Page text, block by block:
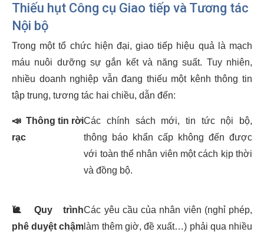
Thiếu hụt Công cụ Giao tiếp và Tương tác
Nội bộ
Trong một tổ chức hiện đại, giao tiếp hiệu quả là mạch
máu nuôi dưỡng sự gắn kết và năng suất. Tuy nhiên,
nhiều doanh nghiệp vẫn đang thiếu một kênh thông tin
tập trung, tương tác hai chiều, dẫn đến:
📣 Thông tin rời
rạc
Các chính sách mới, tin tức nội bộ,
thông báo khẩn cấp không đến được
với toàn thể nhân viên một cách kịp thời
và đồng bộ.
🐌
Quy trình
phê duyệt chậm
Các yêu cầu của nhân viên (nghỉ phép,
làm thêm giờ, đề xuất…) phải qua nhiều